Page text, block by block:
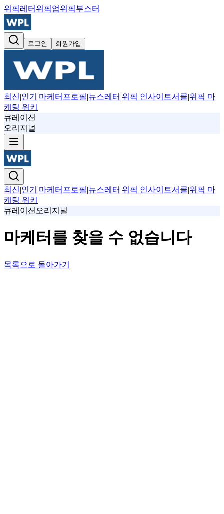
위픽레터 위픽업위픽부스터
로그인 회원가입
최신|인기 |마케터프로필|뉴스레터 |위픽 인사이트서클|위픽 마
케팅 위키
큐레이션
오리지널
최신|인기 |마케터프로필|뉴스레터 |위픽 인사이트서클|위픽 마
케팅 위키
큐레이션 오리지널
마케터를 찾을 수 없습니다
목록으로 돌아가기